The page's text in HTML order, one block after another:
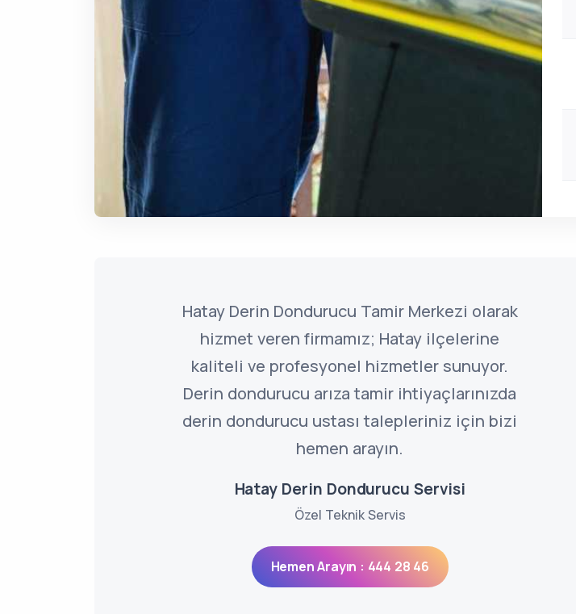
Hatay Derin Dondurucu Tamir Merkezi olarak
hizmet veren firmamız; Hatay ilçelerine
kaliteli ve profesyonel hizmetler sunuyor.
Derin dondurucu arıza tamir ihtiyaçlarınızda
derin dondurucu ustası talepleriniz için bizi
hemen arayın.
Hatay Derin Dondurucu Servisi
Özel Teknik Servis
Hemen Arayın : 444 28 46